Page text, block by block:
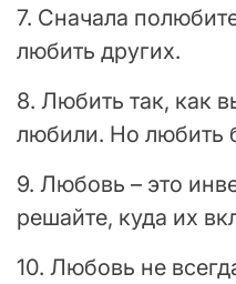
7. Сначала
любить других.
8. Любить так, как
любили. Но любить
9. Любовь – это
решайте, куда их
10. Любовь не